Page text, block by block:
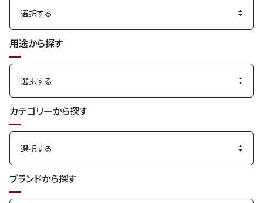
用途から探す
カテゴリーから探す
ブランドから探す